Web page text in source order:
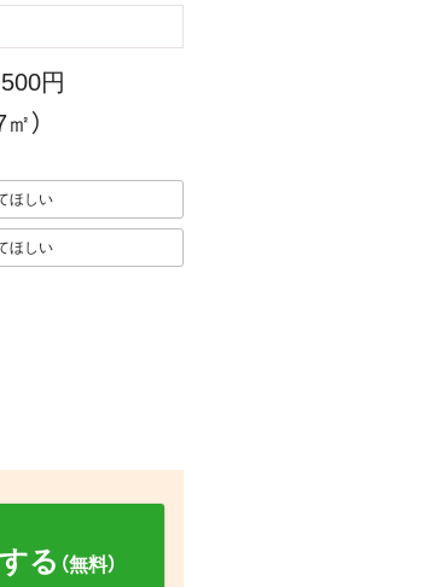
円
）
ほしい
ほしい
る （無料）